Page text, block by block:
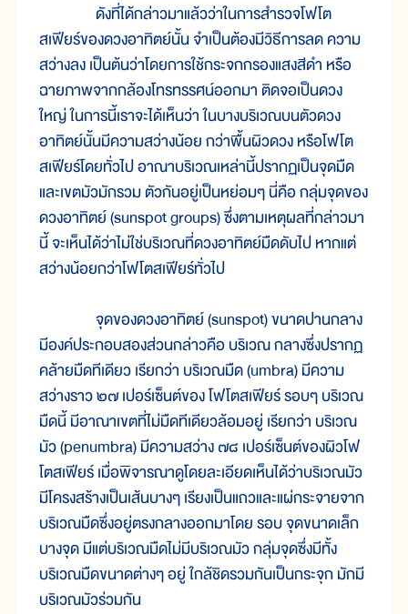
ดังที่ได้กล่าวมาแล้วว่าในการสำรวจโฟโต
สเฟียร์ของดวงอาทิตย์นั้น จำเป็นต้องมีวิธีการลด ความ
สว่างลง เป็นต้นว่าโดยการใช้กระจกกรองแสงสีดำ หรือ
ฉายภาพจากกล้องโทรทรรศน์ออกมา ติดจอเป็นดวง
ใหญ่ ในการนี้เราจะได้เห็นว่า ในบางบริเวณบนตัวดวง
อาทิตย์นั้นมีความสว่างน้อย กว่าพื้นผิวดวง หรือโฟโต
สเฟียร์โดยทั่วไป อาณาบริเวณเหล่านี้ปรากฏเป็นจุดมืด
และเขตมัวมักรวม ตัวกันอยู่เป็นหย่อมๆ นี่คือ กลุ่มจุดของ
ดวงอาทิตย์ (sunspot groups) ซึ่งตามเหตุผลที่กล่าวมา
นี้ จะเห็นได้ว่าไม่ใช่บริเวณที่ดวงอาทิตย์มืดดับไป หากแต่
สว่างน้อยกว่าโฟโตสเฟียร์ทั่วไป
จุดของดวงอาทิตย์ (sunspot) ขนาดปานกลาง
มีองค์ประกอบสองส่วนกล่าวคือ บริเวณ กลางซึ่งปรากฏ
คล้ายมืดทีเดียว เรียกว่า บริเวณมืด (umbra) มีความ
สว่างราว ๒๗ เปอร์เซ็นต์ของ โฟโตสเฟียร์ รอบๆ บริเวณ
มืดนี้ มีอาณาเขตที่ไม่มืดทีเดียวล้อมอยู่ เรียกว่า บริเวณ
มัว (penumbra) มีความสว่าง ๗๘ เปอร์เซ็นต์ของผิวโฟ
โตสเฟียร์ เมื่อพิจารณาดูโดยละเอียดเห็นได้ว่าบริเวณมัว
มีโครงสร้างเป็นเส้นบางๆ เรียงเป็นแถวและแผ่กระจายจาก
บริเวณมืดซึ่งอยู่ตรงกลางออกมาโดย รอบ จุดขนาดเล็ก
บางจุด มีแต่บริเวณมืดไม่มีบริเวณมัว กลุ่มจุดซึ่งมีทั้ง
บริเวณมืดขนาดต่างๆ อยู่ ใกล้ชิดรวมกันเป็นกระจุก มักมี
บริเวณมัวร่วมกัน